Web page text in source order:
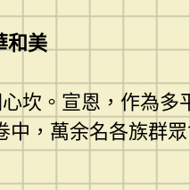
和美
坎。宣恩，作為
中，萬余名各族群